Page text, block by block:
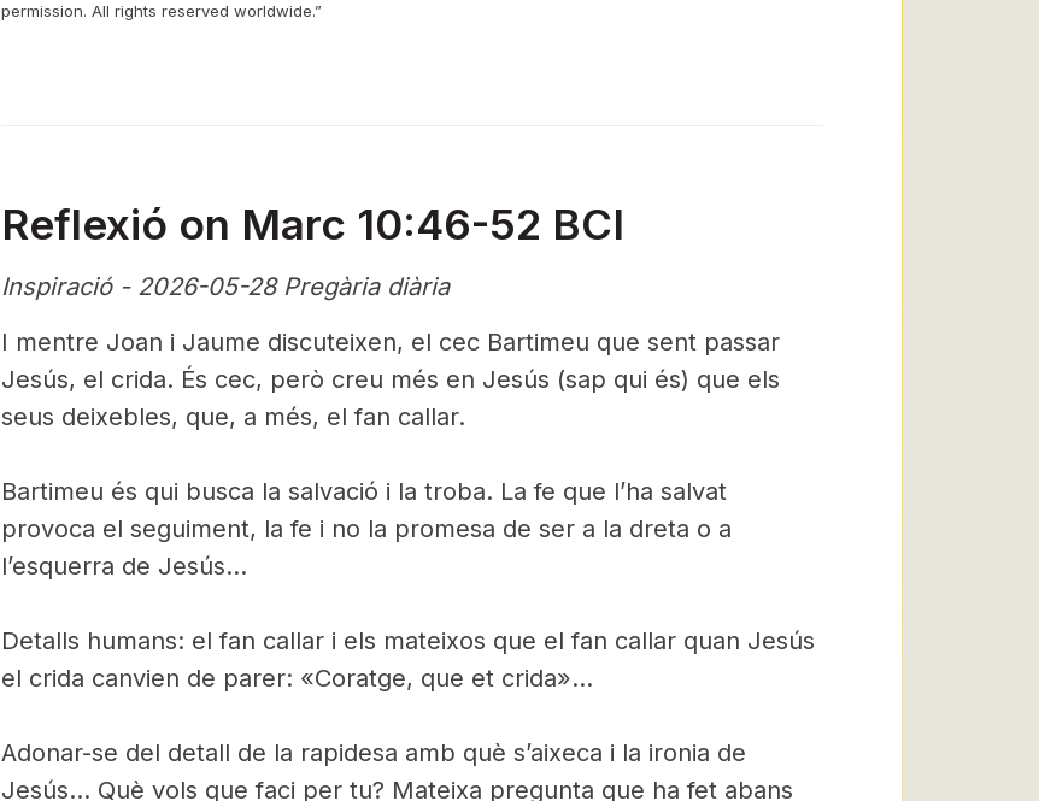
permission. All rights reserved worldwide.”
Reflexió on Marc 10:46-52 BCI
Inspiració - 2026-05-28 Pregària diària
I mentre Joan i Jaume discuteixen, el cec Bartimeu que sent passar
Jesús, el crida. És cec, però creu més en Jesús (sap qui és) que els
seus deixebles, que, a més, el fan callar.
Bartimeu és qui busca la salvació i la troba. La fe que l’ha salvat
provoca el seguiment, la fe i no la promesa de ser a la dreta o a
l’esquerra de Jesús…
Detalls humans: el fan callar i els mateixos que el fan callar quan Jesús
el crida canvien de parer: «Coratge, que et crida»…
Adonar-se del detall de la rapidesa amb què s’aixeca i la ironia de
Jesús… Què vols que faci per tu? Mateixa pregunta que ha fet abans